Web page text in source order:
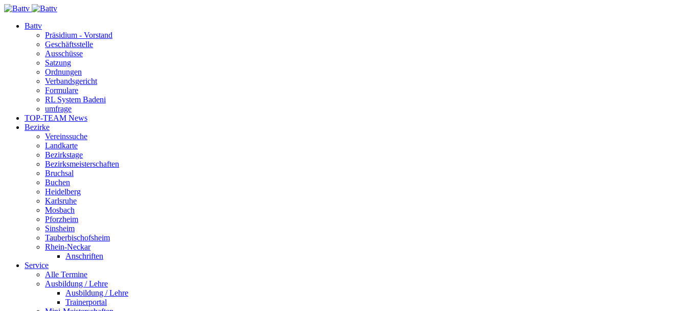
Battv
Präsidium - Vorstand
Geschäftsstelle
Ausschüsse
Satzung
Ordnungen
Verbandsgericht
Formulare
RL System Badeni
umfrage
TOP-TEAM News
Bezirke
Vereinssuche
Landkarte
Bezirkstage
Bezirksmeisterschaften
Bruchsal
Buchen
Heidelberg
Karlsruhe
Mosbach
Pforzheim
Sinsheim
Tauberbischofsheim
Rhein-Neckar
Anschriften
Service
Alle Termine
Ausbildung / Lehre
Ausbildung / Lehre
Trainerportal